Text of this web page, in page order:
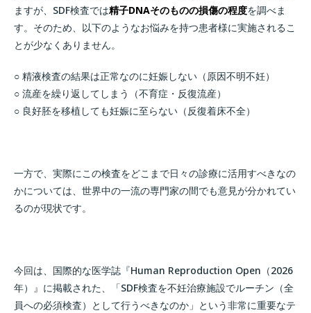
ますが、SDF検査では精子DNAそのものの損傷の程度を調べま
す。そのため、以下のようなお悩みを持つ患者様に実施されるこ
とが少なくありません。
○ 精液検査の結果は正常なのに妊娠しない（原因不明不妊）
○ 流産を繰り返してしまう（不育症・反復流産）
○ 良好胚を移植しても妊娠に至らない（反復着床不全）
一方で、実際にこの検査をどこまで日々の診療に活用すべきなの
かについては、世界中の一流の専門家の間でも意見が分かれてい
るのが現状です。
今回は、国際的な医学誌『Human Reproduction Open（2026
年）』に掲載された、「SDF検査を不妊治療施設でルーチン（全
員への必須検査）として行うべきなのか」という非常に重要なテ